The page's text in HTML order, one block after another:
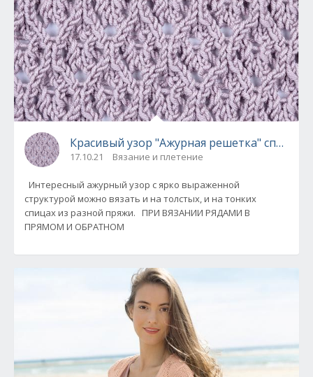
Красивый узор "Ажурная решетка" спицами
17.10.21 Вязание и плетение
Интересный ажурный узор с ярко выраженной
структурой можно вязать и на толстых, и на тонких
спицах из разной пряжи. ПРИ ВЯЗАНИИ РЯДАМИ В
ПРЯМОМ И ОБРАТНОМ